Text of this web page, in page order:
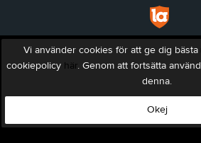
Vi använder cookies för att ge dig
cookiepolicy här. Genom att fortsätta
denna.
Okej